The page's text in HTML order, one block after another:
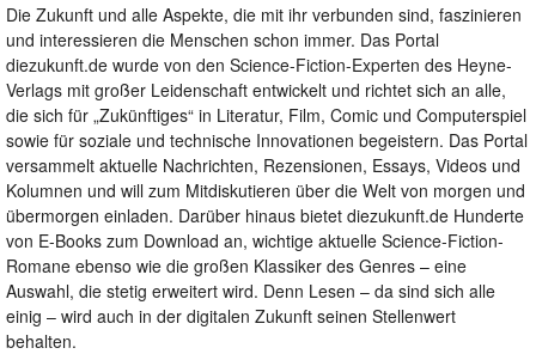
Die Zukunft und alle Aspekte, die mit ihr verbunden sind, faszinieren
und interessieren die Menschen schon immer. Das Portal
diezukunft.de wurde von den Science-Fiction-Experten des Heyne-
Verlags mit großer Leidenschaft entwickelt und richtet sich an alle,
die sich für „Zukünftiges“ in Literatur, Film, Comic und Computerspiel
sowie für soziale und technische Innovationen begeistern. Das Portal
versammelt aktuelle Nachrichten, Rezensionen, Essays, Videos und
Kolumnen und will zum Mitdiskutieren über die Welt von morgen und
übermorgen einladen. Darüber hinaus bietet diezukunft.de Hunderte
von E-Books zum Download an, wichtige aktuelle Science-Fiction-
Romane ebenso wie die großen Klassiker des Genres – eine
Auswahl, die stetig erweitert wird. Denn Lesen – da sind sich alle
einig – wird auch in der digitalen Zukunft seinen Stellenwert
behalten.